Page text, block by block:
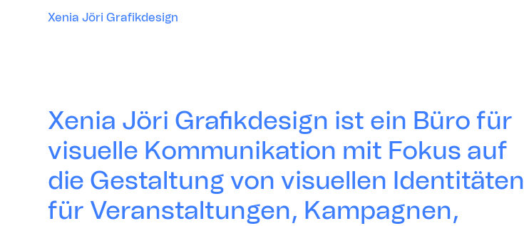
Xenia Jöri Grafikdesign
Xenia Jöri Grafikdesign ist ein Büro für
visuelle Kommunikation mit Fokus auf
die Gestaltung­ ­von visuellen Identitäten
für Veranstaltungen, Kampagnen,